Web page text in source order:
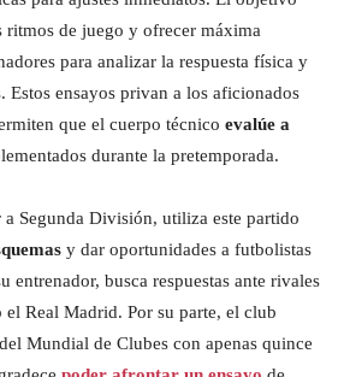
ritmos de juego y ofrecer máxima
para analizar la respuesta física y
Estos ensayos privan a los aficionados
que el cuerpo técnico evalúe a
durante la pretemporada.
Segunda División, utiliza este partido
y dar oportunidades a futbolistas
entrenador, busca respuestas ante rivales
Real Madrid. Por su parte, el club
Mundial de Clubes con apenas quince